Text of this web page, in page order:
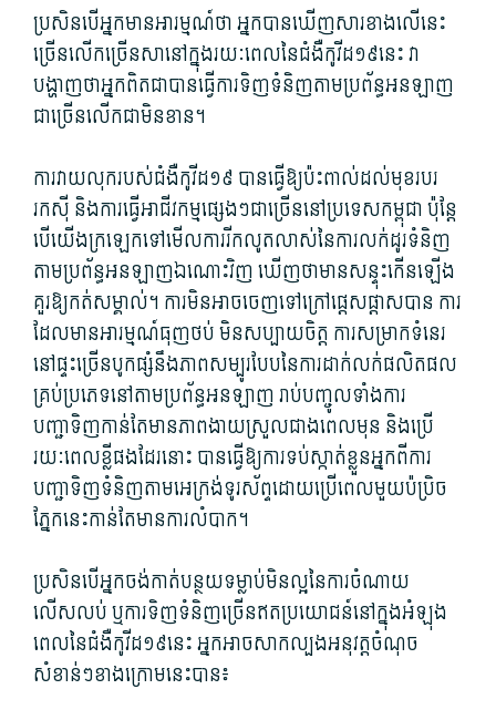
ប្រសិនបើ​អ្នក​មាន​អារម្មណ៍​ថា អ្នក​បាន​ឃើញ​សារ​ខាងលើ​នេះ​
ច្រើនលើកច្រើនសា​នៅក្នុង​រយៈពេល​នៃ​ជំងឺ​កូវីដ​១៩​នេះ វា​
បង្ហាញ​ថា​អ្នក​ពិត​ជា​បាន​ធ្វើការ​ទិញ​ទំនិញ​តាម​ប្រព័ន្ធ​អនឡាញ​
ជាច្រើន​លើក​ជា​មិនខាន។
ការ​វាយលុក​របស់​ជំងឺ​កូវីដ​១៩ បាន​ធ្វើ​ឱ្យ​ប៉ះពាល់​ដល់​មុខរបរ​
រកស៊ី និង​ការ​ធ្វើ​អាជីវកម្ម​ផ្សេងៗ​ជាច្រើន​នៅ​ប្រទេស​កម្ពុជា ប៉ុន្តែ​
បើ​យើង​ក្រឡេក​ទៅ​មើល​ការ​រីក​លូតលាស់​នៃ​ការ​លក់ដូរ​ទំនិញ​
តាម​ប្រព័ន្ធ​អនឡាញ​ឯណោះ​វិញ ឃើញ​ថា​មាន​សន្ទុះ​កើនឡើង​
គួរ​ឱ្យ​កត់សម្គាល់។ ការ​មិន​អាច​ចេញ​ទៅ​ក្រៅ​ផ្តេសផ្តាស​បាន ការ​
ដែល​មាន​អារម្មណ៍​ធុញថប់ មិន​សប្បាយចិត្ត ការសម្រាក​ទំនេរ​
នៅ​ផ្ទះ​ច្រើន​បូក​ផ្សំនឹង​ភាព​សម្បូរ​បែប​នៃ​ការ​ដាក់​លក់​ផលិតផល​
គ្រប់​ប្រភេទ​នៅ​តាម​ប្រព័ន្ធ​អនឡាញ រាប់​បញ្ចូល​ទាំង​ការ​
បញ្ជាទិញ​កាន់តែ​មាន​ភាព​ងាយស្រួល​ជាង​ពេលមុន និង​ប្រើ​
រយៈពេល​ខ្លី​ផង​ដែរ​នោះ បាន​ធ្វើ​ឱ្យ​ការ​ទប់ស្កាត់​ខ្លួន​អ្នក​ពី​ការ​
បញ្ជាទិញ​ទំនិញ​តាម​អេក្រង់​ទូរស័ព្ទ​ដោយ​ប្រើ​ពេល​មួយ​ប៉ប្រិច​
ភ្នែក​នេះ​កាន់តែ​មាន​ការ​លំបាក។
ប្រសិនបើ​អ្នក​ចង់​កាត់បន្ថយ​ទម្លាប់​មិនល្អ​នៃ​ការ​ចំណាយ​
លើសលប់ ឬ​ការ​ទិញ​ទំនិញ​ច្រើន​ឥតប្រយោជន៍​នៅក្នុង​អំឡុង​
ពេល​នៃ​ជំងឺ​កូវីដ​១៩​នេះ អ្នក​អាច​សាកល្បង​អនុវត្ត​ចំណុច​
សំខាន់ៗ​ខាងក្រោម​នេះ​បាន៖